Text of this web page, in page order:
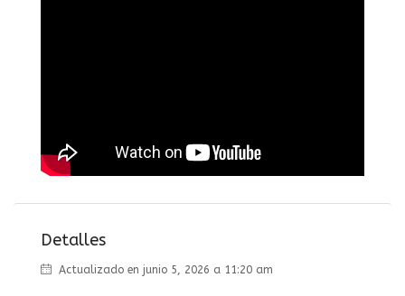
Detalles
Actualizado en junio 5, 2026 a 11:20 am